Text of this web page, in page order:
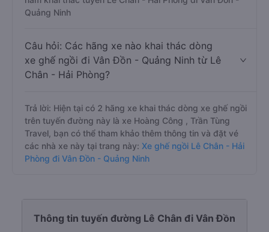
Quảng Ninh
Câu hỏi: Các hãng xe nào khai thác dòng
xe ghế ngồi đi Vân Đồn - Quảng Ninh từ Lê
Chân - Hải Phòng?
Trả lời: Hiện tại có 2 hãng xe khai thác dòng xe ghế ngồi
trên tuyến đường này là xe Hoàng Công , Trần Tùng
Travel, bạn có thể tham khảo thêm thông tin và đặt vé
các nhà xe này tại trang này: Xe ghế ngồi Lê Chân - Hải
Phòng đi Vân Đồn - Quảng Ninh
Thông tin tuyến đường Lê Chân đi Vân Đồn